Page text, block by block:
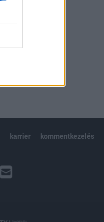
karrier kommentkezelés